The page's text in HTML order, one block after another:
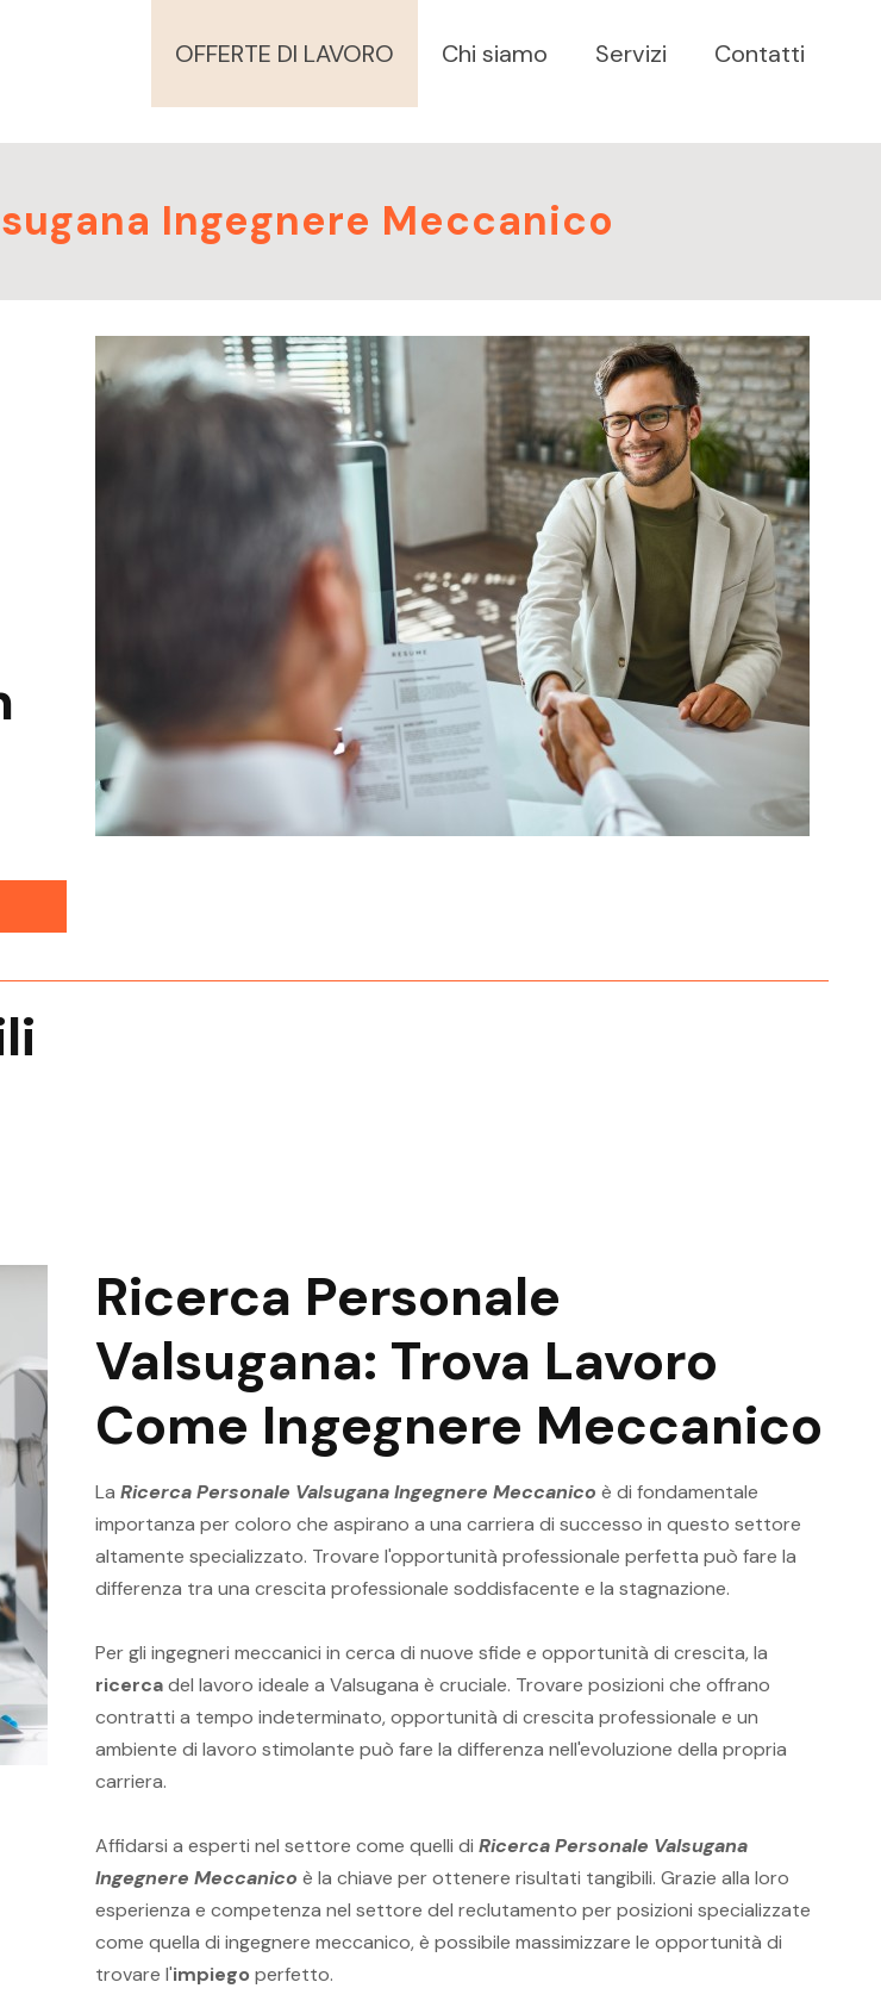
OFFERTE DI LAVORO Chi siamo Servizi Contatti
Ingegnere Meccanico
Ricerca Personale
Valsugana: Trova Lavoro
Come Ingegnere Meccanico
La Ricerca Personale Valsugana Ingegnere Meccanico è di fondamentale
importanza per coloro che aspirano a una carriera di successo in questo settore
altamente specializzato. Trovare l'opportunità professionale perfetta può fare la
differenza tra una crescita professionale soddisfacente e la stagnazione.
Per gli ingegneri meccanici in cerca di nuove sfide e opportunità di crescita, la
ricercadel lavoro ideale a Valsugana è cruciale. Trovare posizioni che offrano
contratti a tempo indeterminato, opportunità di crescita professionale e un
ambiente di lavoro stimolante può fare la differenza nell'evoluzione della propria
carriera.
Affidarsi a esperti nel settore come quelli di Ricerca Personale Valsugana
Ingegnere Meccanico è la chiave per ottenere risultati tangibili. Grazie alla loro
esperienza e competenza nel settore del reclutamento per posizioni specializzate
come quella di ingegnere meccanico, è possibile massimizzare le opportunità di
trovare l'impiego perfetto.